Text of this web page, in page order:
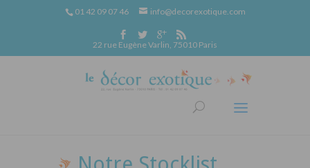
01 42 09 07 46 info@decorexotique.com
22 rue Eugène Varlin, 75010 Paris